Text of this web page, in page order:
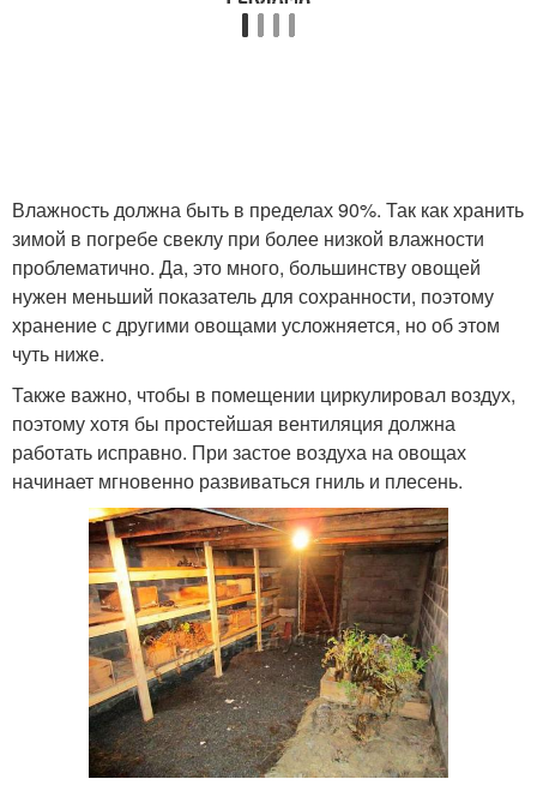
Влажность должна быть в пределах 90%. Так как хранить
зимой в погребе свеклу при более низкой влажности
проблематично. Да, это много, большинству овощей
нужен меньший показатель для сохранности, поэтому
хранение с другими овощами усложняется, но об этом
чуть ниже.
Также важно, чтобы в помещении циркулировал воздух,
поэтому хотя бы простейшая вентиляция должна
работать исправно. При застое воздуха на овощах
начинает мгновенно развиваться гниль и плесень.